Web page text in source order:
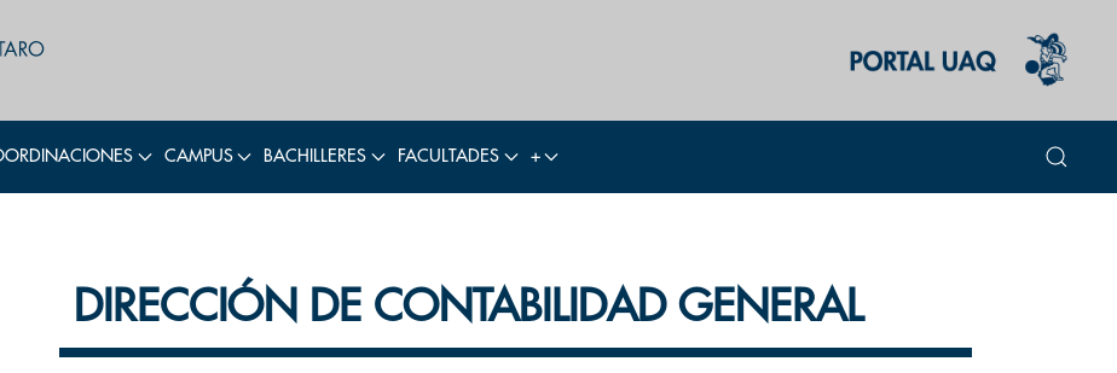
CAMPUS BACHILLERES FACULTADES +
DIRECCIÓN DE CONTABILIDAD GENERAL